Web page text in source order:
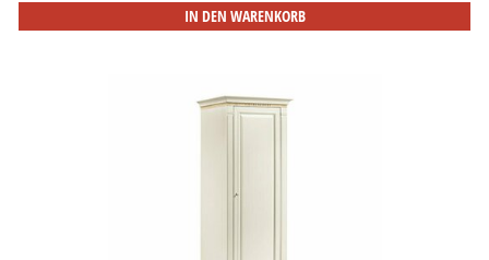
IN DEN WARENKORB